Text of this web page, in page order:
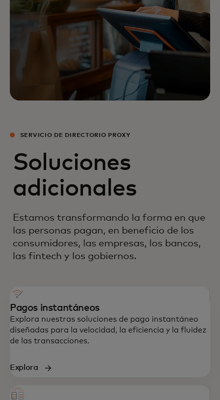
SERVICIO DE DIRECTORIO PROXY
Soluciones
adicionales
Estamos transformando la forma en que
las personas pagan, en beneficio de los
consumidores, las empresas, los bancos,
las fintech y los gobiernos.
Pagos instantáneos
Explora nuestras soluciones de pago instantáneo
diseñadas para la velocidad, la eficiencia y la fluidez
de las transacciones.
Explora